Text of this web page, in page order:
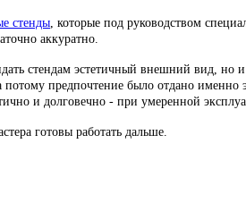
стенды , которые под руководством
аккуратно.
стендам эстетичный внешний вид,
потому предпочтение было отдано
и долговечно - при умеренной
готовы работать дальше.